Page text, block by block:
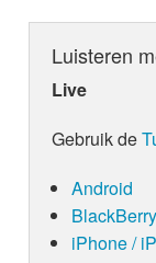
Luisteren
Live
Gebruik de
Android
BlackBerry
iPhone /